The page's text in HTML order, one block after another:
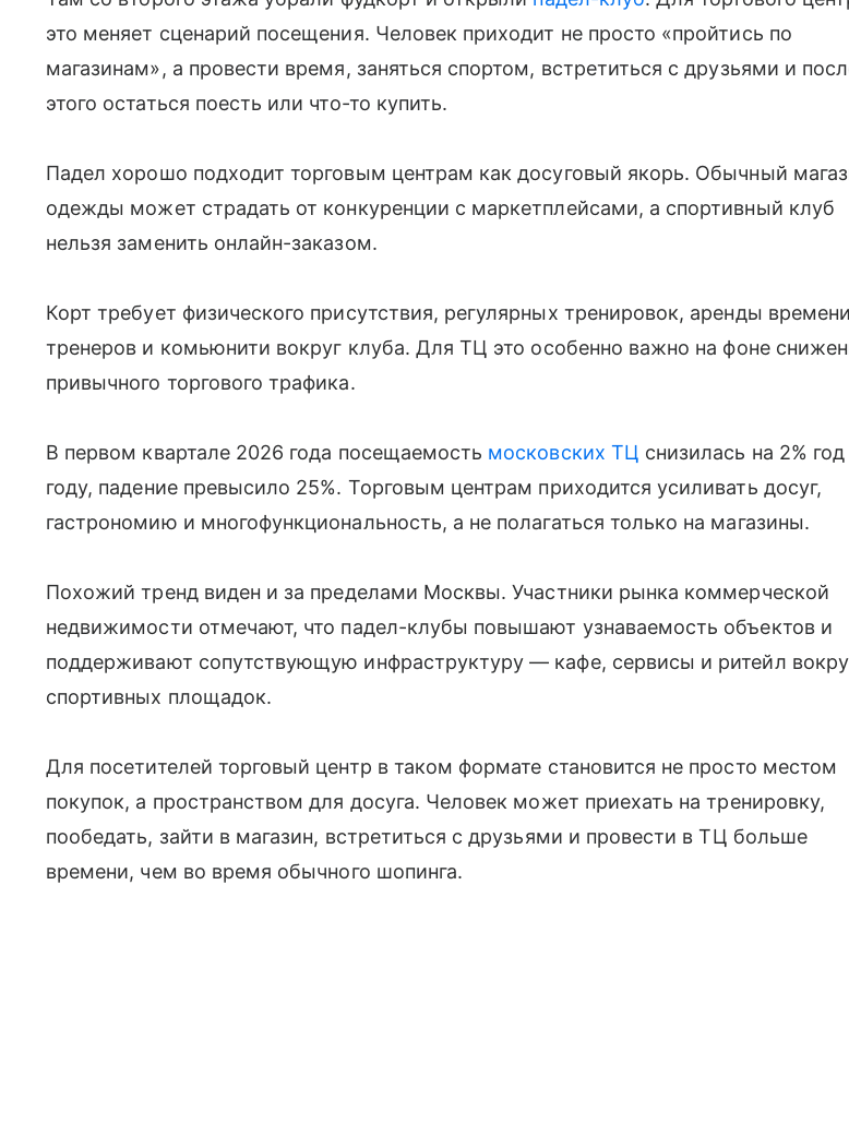
это меняет сценарий посещения. Человек приходит не просто «пройтись по
магазинам», а провести время, заняться спортом, встретиться с друзьями и
этого остаться поесть или что-то купить.
Падел хорошо подходит торговым центрам как досуговый якорь. Обычный
одежды может страдать от конкуренции с маркетплейсами, а спортивный клуб
нельзя заменить онлайн-заказом.
Корт требует физического присутствия, регулярных тренировок, аренды
тренеров и комьюнити вокруг клуба. Для ТЦ это особенно важно на фоне
привычного торгового трафика.
В первом квартале 2026 года посещаемость московских ТЦ снизилась на 2% год
году, падение превысило 25%. Торговым центрам приходится усиливать досуг,
гастрономию и многофункциональность, а не полагаться только на магазины.
Похожий тренд виден и за пределами Москвы. Участники рынка коммерческой
недвижимости отмечают, что падел-клубы повышают узнаваемость объектов и
поддерживают сопутствующую инфраструктуру — кафе, сервисы и ритейл
спортивных площадок.
Для посетителей торговый центр в таком формате становится не просто местом
покупок, а пространством для досуга. Человек может приехать на тренировку,
пообедать, зайти в магазин, встретиться с друзьями и провести в ТЦ больше
времени, чем во время обычного шопинга.